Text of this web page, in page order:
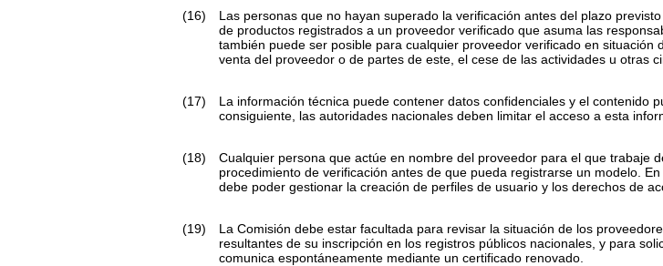
(16)
Las personas que no hayan superado la verificación antes del plazo
de productos registrados a un proveedor verificado que asuma las
también puede ser posible para cualquier proveedor verificado en
venta del proveedor o de partes de este, el cese de las actividades u otras
(17)
La información técnica puede contener datos confidenciales y el contenido
consiguiente, las autoridades nacionales deben limitar el acceso a esta
(18)
Cualquier persona que actúe en nombre del proveedor para el que trabaje
procedimiento de verificación antes de que pueda registrarse un modelo.
debe poder gestionar la creación de perfiles de usuario y los derechos de
(19)
La Comisión debe estar facultada para revisar la situación de los
resultantes de su inscripción en los registros públicos nacionales, y para
comunica espontáneamente mediante un certificado renovado.